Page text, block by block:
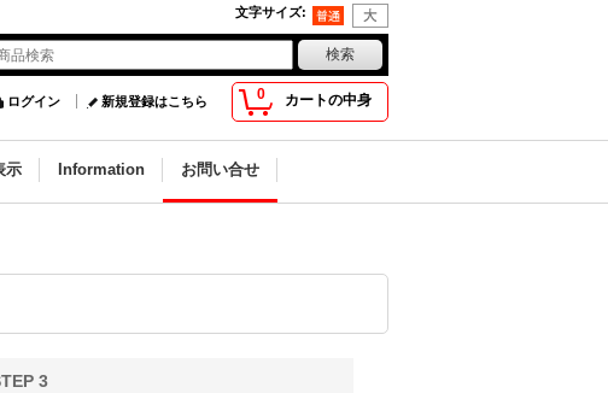
文字サイズ:
0 カートの中身
ログイン 新規登録はこちら
示 Information お問い合せ
3